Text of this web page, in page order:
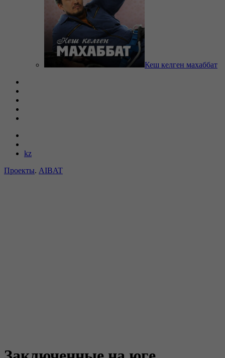
Кеш келген махаббат
kz
Проекты. AIBAT